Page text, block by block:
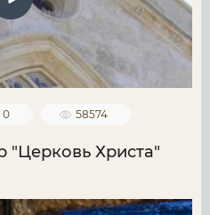
0 58574
"Церковь Христа"